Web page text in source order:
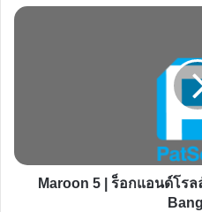
Maroon
โรล
Maroon 5 | ร็อกแอนด์โร